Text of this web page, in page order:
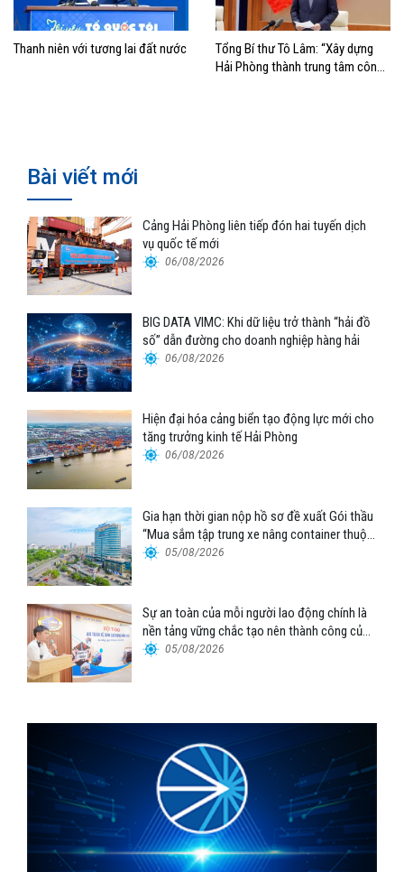
Thanh niên với tương lai đất nước
Tổng Bí thư Tô Lâm: “Xây dựng
Hải Phòng thành trung tâm công
Bài viết mới
Cảng Hải Phòng liên tiếp đón hai tuyến dịch
vụ quốc tế mới
06/08/2026
BIG DATA VIMC: Khi dữ liệu trở thành “hải đồ
số” dẫn đường cho doanh nghiệp hàng hải
06/08/2026
Hiện đại hóa cảng biển tạo động lực mới cho
tăng trưởng kinh tế Hải Phòng
06/08/2026
Gia hạn thời gian nộp hồ sơ đề xuất Gói thầu
“Mua sắm tập trung xe nâng container thuộc
Tổng công ty Hàng hải Việt Nam – CTCP”
05/08/2026
Sự an toàn của mỗi người lao động chính là
nền tảng vững chắc tạo nên thành công của
Cảng Đà Nẵng
05/08/2026